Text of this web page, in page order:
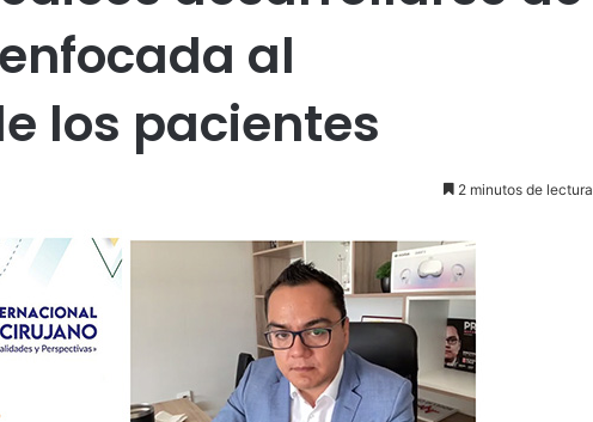
al
los pacientes
2 minutos de lectura